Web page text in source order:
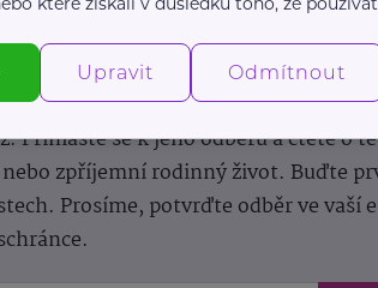
den, podpora pro rodiče i sdílení
Přihlaste se k jeho odběru a čtěte o
zpříjemní rodinný život. Buďte
Prosíme, potvrďte odběr ve vaší
Upravit Odmítnout